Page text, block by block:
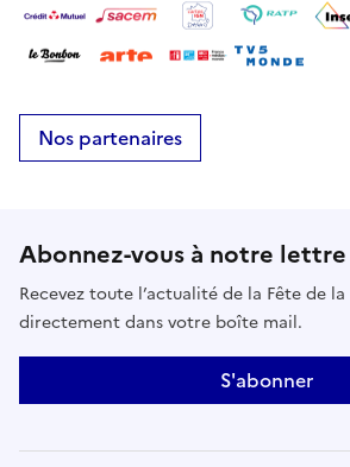
Nos partenaires
Abonnez-vous à notre
Recevez toute l’actualité de la Fête de
directement dans votre boîte mail.
S'abonner